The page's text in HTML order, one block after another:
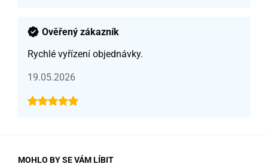
Ověřený zákazník
Rychlé vyřízení objednávky.
19.05.2026
MOHLO BY SE VÁM LÍBIT